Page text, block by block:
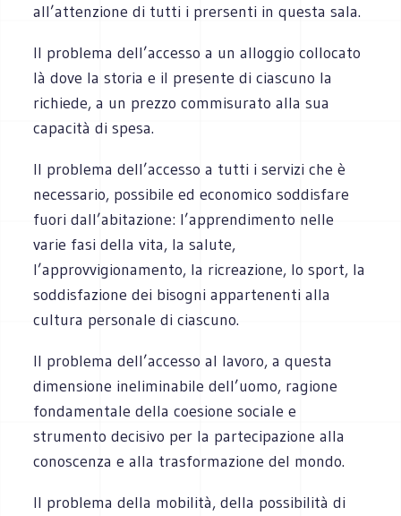
all’attenzione di tutti i prersenti in questa sala.
Il problema dell’accesso a un alloggio collocato
là dove la storia e il presente di ciascuno la
richiede, a un prezzo commisurato alla sua
capacità di spesa.
Il problema dell’accesso a tutti i servizi che è
necessario, possibile ed economico soddisfare
fuori dall’abitazione: l’apprendimento nelle
varie fasi della vita, la salute,
l’approvvigionamento, la ricreazione, lo sport, la
soddisfazione dei bisogni appartenenti alla
cultura personale di ciascuno.
Il problema dell’accesso al lavoro, a questa
dimensione ineliminabile dell’uomo, ragione
fondamentale della coesione sociale e
strumento decisivo per la partecipazione alla
conoscenza e alla trasformazione del mondo.
Il problema della mobilità, della possibilità di